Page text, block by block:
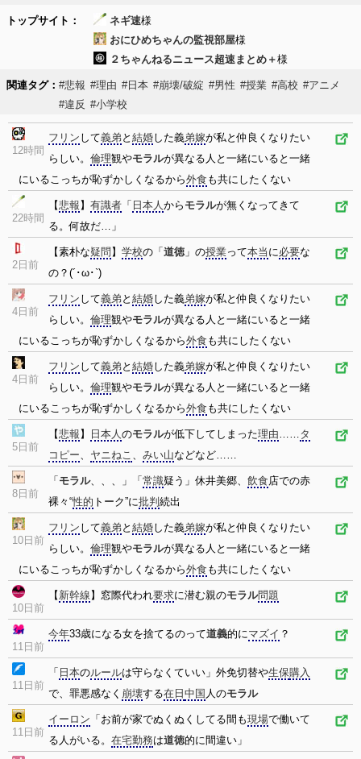
トップサイト： ネギ速様
おにひめちゃんの監視部屋様
２ちゃんねるニュース超速まとめ＋様
関連タグ： #悲報 #理由 #日本 #崩壊/破綻 #男性 #授業 #高校 #アニメ
#違反 #小学校
12時間
フリン して義弟と 結婚した義弟嫁が私と仲良くなりたい
らしい。 倫理観やモラルが異なる人と一緒にいると一緒
にいるこっちが恥ずかしくなるから外食 も共にしたくない
22時間
【悲報 】 有識者 「 日本人から モラルが無くなってきて
る。何故だ…」
2日前
【素朴な疑問 】 学校の「 道徳」の授業って本当 に必要な
の？(´･ω･`)
4日前
フリン して義弟と 結婚した義弟嫁が私と仲良くなりたい
らしい。 倫理観やモラルが異なる人と一緒にいると一緒
にいるこっちが恥ずかしくなるから外食 も共にしたくない
4日前
フリン して義弟と 結婚した義弟嫁が私と仲良くなりたい
らしい。 倫理観やモラルが異なる人と一緒にいると一緒
にいるこっちが恥ずかしくなるから外食 も共にしたくない
5日前
【悲報 】 日本人のモラルが低下してしまった理由……タ
コピー、 ヤニねこ 、 みい山などなど……
8日前
「 モラル、、、」「 常識疑う」休井美郷、 飲食店での赤
裸々“性的 トーク”に批判 続出
10日前
フリン して義弟と 結婚した義弟嫁が私と仲良くなりたい
らしい。 倫理観やモラルが異なる人と一緒にいると一緒
にいるこっちが恥ずかしくなるから外食 も共にしたくない
10日前
【 新幹線 】窓際代われ要求に潜む親のモラル問題
11日前
今年33歳になる女を捨てるのって道義的にマズイ ？
11日前
「 日本のルールは守らなくていい」外免切替や生保購入
で、罪悪感なく 崩壊する在日 中国 人のモラル
11日前
イーロン 「お前が家でぬくぬくしてる間も現場で働いて
る人がいる。 在宅勤務は道徳的に間違い」